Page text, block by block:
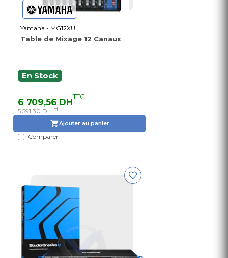
Yamaha - MG12XU
Table de Mixage 12 Canaux
En Stock
6 709,56 DHTTC
5 591,30 DH HT
Ajouter au panier
Comparer